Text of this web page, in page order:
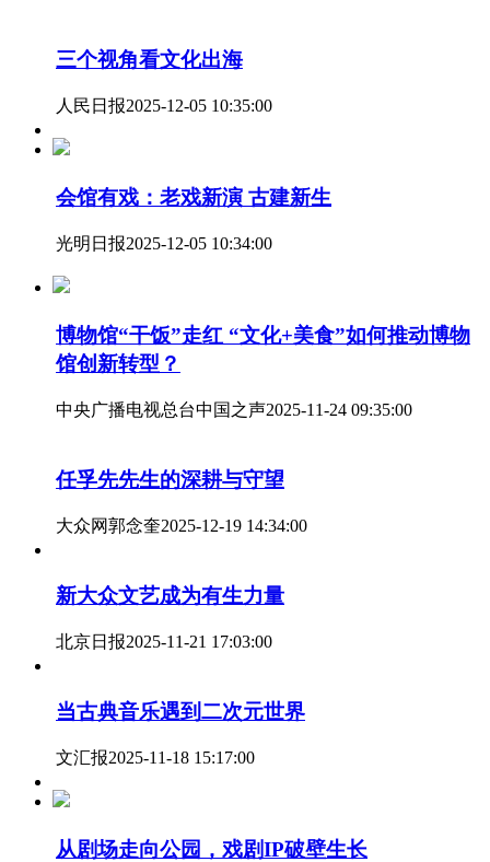
三个视角看文化出海
人民日报2025-12-05 10:35:00
会馆有戏：老戏新演 古建新生
光明日报2025-12-05 10:34:00
博物馆“干饭”走红 “文化+美食”如何推动博物
馆创新转型？
中央广播电视总台中国之声2025-11-24 09:35:00
任孚先先生的深耕与守望
大众网郭念奎2025-12-19 14:34:00
新大众文艺成为有生力量
北京日报2025-11-21 17:03:00
当古典音乐遇到二次元世界
文汇报2025-11-18 15:17:00
从剧场走向公园，戏剧IP破壁生长